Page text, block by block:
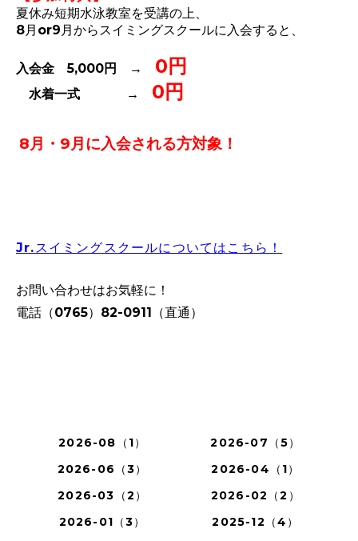
夏休み短期水泳教室を受講の上、
8月or9月からスイミングスクールに入会すると、
入会金 5,000円 → 0円
水着一式 → 0円
8月・9月に入会される方対象！
Jr.スイミングスクールについてはこちら！
お問い合わせはお気軽に！
電話（0765）82-0911（直通）
2026-08（1）
2026-07（5）
2026-06（3）
2026-04（1）
2026-03（2）
2026-02（2）
2026-01（3）
2025-12（4）